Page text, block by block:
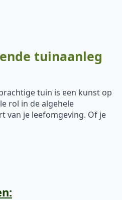
tuinaanleg
tuin is een kunst op
rol in de algehele
van je leefomgeving. Of je